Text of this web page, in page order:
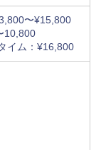
〜¥15,800
10,800
イム：¥16,800